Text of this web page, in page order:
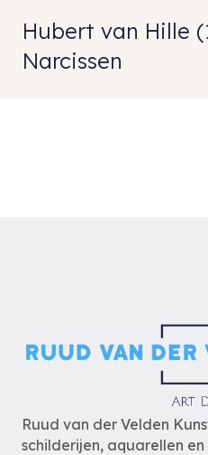
Hubert van Hille
Narcissen
Ruud van der Velden
schilderijen, aquarellen